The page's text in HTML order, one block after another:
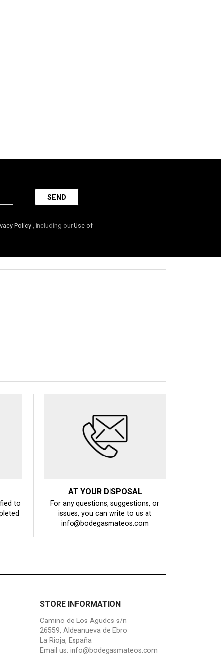
Policy, including our Use of
to
AT YOUR DISPOSAL
For any questions, suggestions, or
issues, you can write to us at
info@bodegasmateos.com
STORE INFORMATION
Camino de Los Agudos s/n
26559, Aldeanueva de Ebro
La Rioja, España
Email us:info@bodegasmateos.com